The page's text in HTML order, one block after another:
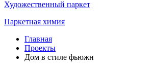
Художественный паркет
Паркетная химия
Главная
Проекты
Дом в стиле фьюжн